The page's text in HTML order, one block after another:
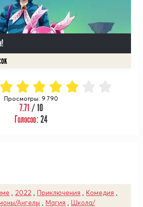
Просмотры: 9 790
7.71 / 10
Голосов: 24
2022 Приключения Комедия
Ангелы
Магия
Школа/